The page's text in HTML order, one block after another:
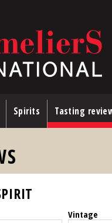
Spirits Tasting
Vintage